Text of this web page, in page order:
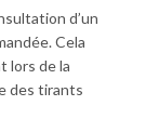
d’un
Cela
lors de la
des tirants